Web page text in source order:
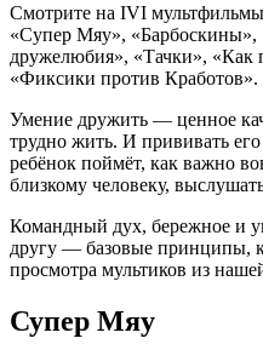
Смотрите на IVI
«Супер Мяу»,
дружелюбия», «Тачки», «Как
«Фиксики против Кработов».
Умение дружить — ценное
трудно жить. И прививать
ребёнок поймёт, как важно
близкому человеку,
Командный дух, бережное и
другу — базовые принципы,
просмотра мультиков из
Супер Мяу